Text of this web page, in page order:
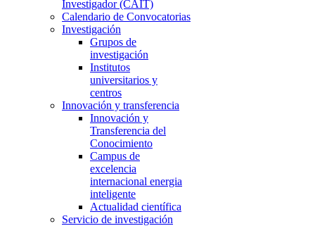
Investigador (CAIT)
Calendario de Convocatorias
Investigación
Grupos de
investigación
Institutos
universitarios y
centros
Innovación y transferencia
Innovación y
Transferencia del
Conocimiento
Campus de
excelencia
internacional energia
inteligente
Actualidad científica
Servicio de investigación